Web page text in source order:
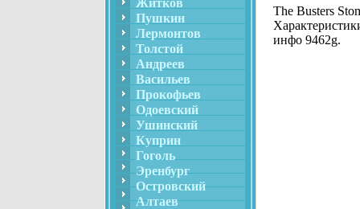
Житков
Пушкин
Лермонтов
Толстой
Андреев
Васильев
Прокофьев
Одоевский
Ушинский
Куприн
Гоголь
Эренбург
Островский
Алтаев
The Busters
инфо 9462g.